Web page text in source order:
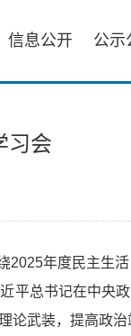
信息公开 公示
习会
2025年度民主生
平总书记在中央
论武装，提高政